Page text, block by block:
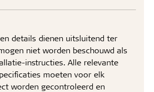
details dienen uitsluitend ter
niet worden beschouwd als
instructies. Alle relevante
moeten voor elk
worden gecontroleerd en